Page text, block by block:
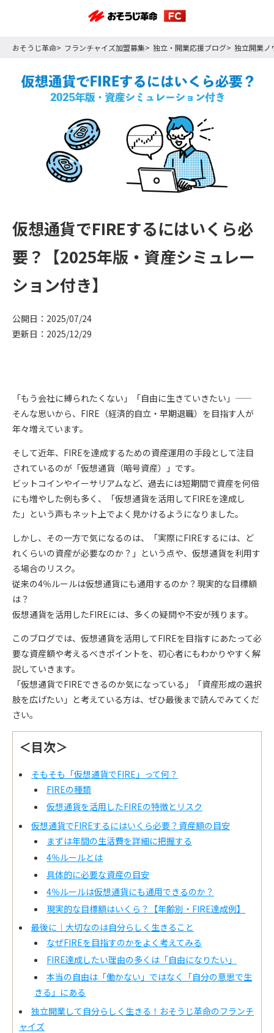
おそうじ革命 フランチャイズ加盟募集 独立・開業応援ブログ 独立開業ノ
仮想通貨でFIREするにはいくら必
要？【2025年版・資産シミュレー
ション付き】
公開日：2025/07/24
更新日：2025/12/29
「もう会社に縛られたくない」「自由に生きていきたい」――
そんな思いから、 FIRE（経済的自立・早期退職） を目指す人が
年々増えています。
そして近年、FIREを達成するための資産運用の手段として注目
されているのが「仮想通貨（暗号資産）
」です。
ビットコインやイーサリアムなど、過去には短期間で資産を何倍
にも増やした例も多く、「仮想通貨を活用してFIREを達成し
た」という声もネット上でよく見かけるようになりました。
しかし、その一方で気になるのは、「実際にFIREするには、ど
れくらいの資産が必要なのか？」という点や、仮想通貨を利用す
る場合のリスク。
従来の4％ルールは仮想通貨にも通用するのか？現実的な目標額
は？
仮想通貨を活用したFIREには、多くの疑問や不安が残ります。
このブログでは、 仮想通貨を活用してFIREを目指すにあたって必
要な資産額や考えるべきポイントを、初心者にもわかりやすく解
説していきます。
「仮想通貨でFIREできるのか気になっている」「資産形成の選択
肢を広げたい」と考えている方は、ぜひ最後まで読んでみてくだ
さい。
＜目次＞
そもそも「仮想通貨でFIRE」って何？
FIREの種類
仮想通貨を活用したFIREの特徴とリスク
仮想通貨でFIREするにはいくら必要？資産額の目安
まずは年間の生活費を詳細に把握する
4％ルールとは
具体的に必要な資産の目安
4％ルールは仮想通貨にも通用できるのか？
現実的な目標額はいくら？【年齢別・FIRE達成例】
最後に｜大切なのは自分らしく生きること
なぜFIREを目指すのかをよく考えてみる
FIRE達成したい理由の多くは「自由になりたい」
本当の自由は「働かない」ではなく「自分の意思で生
きる」にある
独立開業して自分らしく生きる！おそうじ革命のフランチ
ャイズ